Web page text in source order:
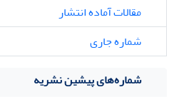
مقالات آماده انتشار
شماره جاری
شماره‌های پیشین نشریه